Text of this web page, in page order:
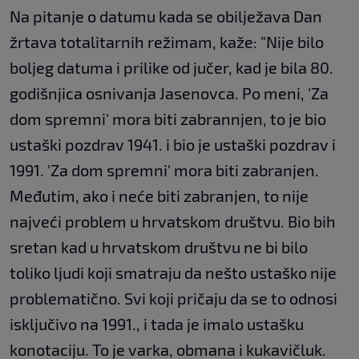
Na pitanje o datumu kada se obilježava Dan
žrtava totalitarnih režimam, kaže: "Nije bilo
boljeg datuma i prilike od jučer, kad je bila 80.
godišnjica osnivanja Jasenovca. Po meni, 'Za
dom spremni' mora biti zabrannjen, to je bio
ustaški pozdrav 1941. i bio je ustaški pozdrav i
1991. 'Za dom spremni' mora biti zabranjen.
Međutim, ako i neće biti zabranjen, to nije
najveći problem u hrvatskom društvu. Bio bih
sretan kad u hrvatskom društvu ne bi bilo
toliko ljudi koji smatraju da nešto ustaško nije
problematično. Svi koji pričaju da se to odnosi
isključivo na 1991., i tada je imalo ustašku
konotaciju. To je varka, obmana i kukavičluk.